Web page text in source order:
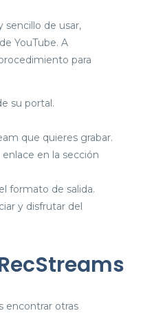
sencillo de usar,
YouTube. A
para
su portal.
que quieres grabar.
en la sección
formato de salida.
y disfrutar del
encontrar otras